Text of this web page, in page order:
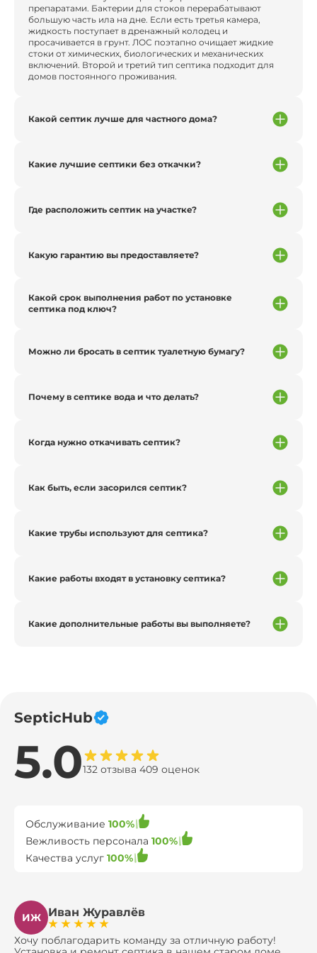
препаратами. Бактерии для стоков перерабатывают
большую часть ила на дне. Если есть третья камера,
жидкость поступает в дренажный колодец и
просачивается в грунт. ЛОС поэтапно очищает жидкие
стоки от химических, биологических и механических
включений. Второй и третий тип септика подходит для
домов постоянного проживания.
Какой септик лучше для частного дома?
Какие лучшие септики без откачки?
Где расположить септик на участке?
Какую гарантию вы предоставляете?
Какой срок выполнения работ по установке
септика под ключ?
Можно ли бросать в септик туалетную бумагу?
Почему в септике вода и что делать?
Когда нужно откачивать септик?
Как быть, если засорился септик?
Какие трубы используют для септика?
Какие работы входят в установку септика?
Какие дополнительные работы вы выполняете?
SepticHub
5.0132 отзыва 409 оценок
Обслуживание 100%
Вежливость персонала 100%
Качества услуг 100%
ИЖ Иван Журавлёв
Хочу поблагодарить команду за отличную работу!